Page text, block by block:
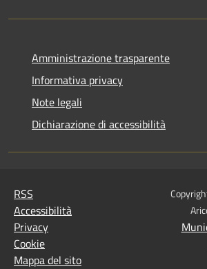
Amministrazione trasparente
Informativa privacy
Note legali
Dichiarazione di accessibilità
RSS
Accessibilità
Privacy
Cookie
Mappa del sito